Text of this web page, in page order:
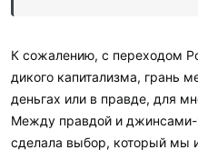
К сожалению, с переходом
дикого капитализма, грань
деньгах или в правде, для
Между правдой и
сделала выбор, который мы